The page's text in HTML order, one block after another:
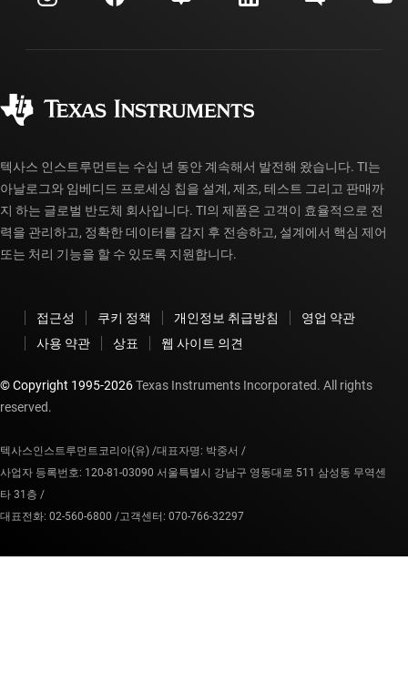
투자 관계
제조
myTI 계정 FAQ
주문 FAQ
텍사스 인스트루먼트는 수십 년 동안 계속해서 발전해 왔습니다. TI는
아날로그와 임베디드 프로세싱 칩을 설계, 제조, 테스트 그리고 판매까
지 하는 글로벌 반도체 회사입니다. TI의 제품은 고객이 효율적으로 전
력을 관리하고, 정확한 데이터를 감지 후 전송하고, 설계에서 핵심 제어
또는 처리 기능을 할 수 있도록 지원합니다.
접근성 쿠키 정책 개인정보 취급방침
영업 약관
사용 약관
상표 웹 사이트 의견
© Copyright 1995-2026Texas Instruments Incorporated. All rights
reserved.
텍사스인스트루먼트코리아(유) /대표자명: 박중서 /
사업자 등록번호: 120-81-03090 서울특별시 강남구 영동대로 511 삼성동 무역센
타 31층 /
대표전화: 02-560-6800 /고객센터: 070-766-32297